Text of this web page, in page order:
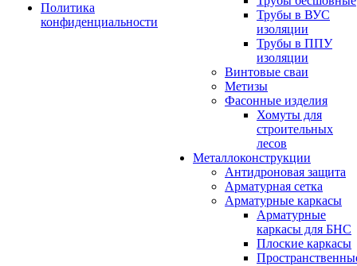
Политика
конфиденциальности
Трубы в ВУС
изоляции
Трубы в ППУ
изоляции
Винтовые сваи
Метизы
Фасонные изделия
Хомуты для
строительных
лесов
Металлоконструкции
Антидроновая защита
Арматурная сетка
Арматурные каркасы
Арматурные
каркасы для БНС
Плоские каркасы